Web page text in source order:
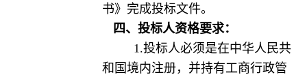
书》完成投标文件。
四、投标人资格要求：
1.投标人必须是在中华人民共
和国境内注册，并持有工商行政管